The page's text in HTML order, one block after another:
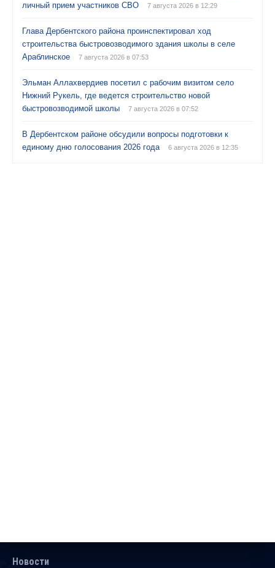
личный прием участников СВО
7 августа 2026 в 12:29
Глава Дербентского района проинспектировал ход
строительства быстровозводимого здания школы в селе
Араблинское
7 августа 2026 в 07:53
Эльман Аллахвердиев посетил с рабочим визитом село
Нижний Рукель, где ведется строительство новой
быстровозводимой школы
7 августа 2026 в 07:52
В Дербентском районе обсудили вопросы подготовки к
единому дню голосования 2026 года
6 августа 2026 в 12:35
Новости